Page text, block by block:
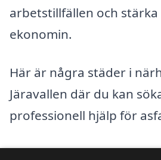
arbetstillfällen och stärka
ekonomin.
Här är några städer i
Järavallen där du kan
professionell hjälp för
Kävlinge